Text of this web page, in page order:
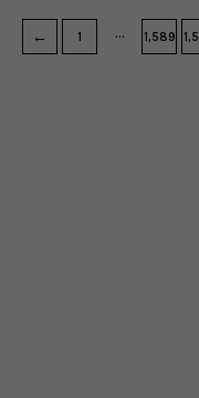
← 1 … 1,589